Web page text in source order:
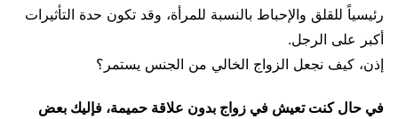
رئيسياً للقلق والإحباط بالنسبة للمرأة، وقد تكون حدة التأثيرات
أكبر على الرجل.
إذن، كيف نجعل الزواج الخالي من الجنس يستمر؟
في حال كنت تعيش في زواج بدون علاقة حميمة، فإليك بعض